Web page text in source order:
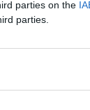
parties on the
parties.
unei
în direct,
făcut rău